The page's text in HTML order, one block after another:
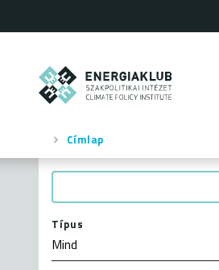
a
Main
menu
Morzsa
Címlap
Típus